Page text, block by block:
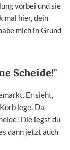
vorbei und sie
mal hier, dein
mich in Grund
Scheide!"
Er sieht,
lege. Da
Die legst du
dann jetzt auch